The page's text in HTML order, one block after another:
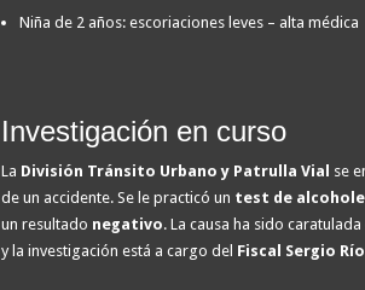
Niña de 2 años: escoriaciones leves – alta médica
Investigación en curso
La División Tránsito Urbano y Patrulla Vial se
de un accidente. Se le practicó un test de
un resultado negativo. La causa ha sido
y la investigación está a cargo del Fiscal Sergio